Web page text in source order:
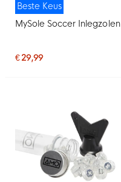
Beste Keus
MySole Soccer Inlegzolen
€ 29,99